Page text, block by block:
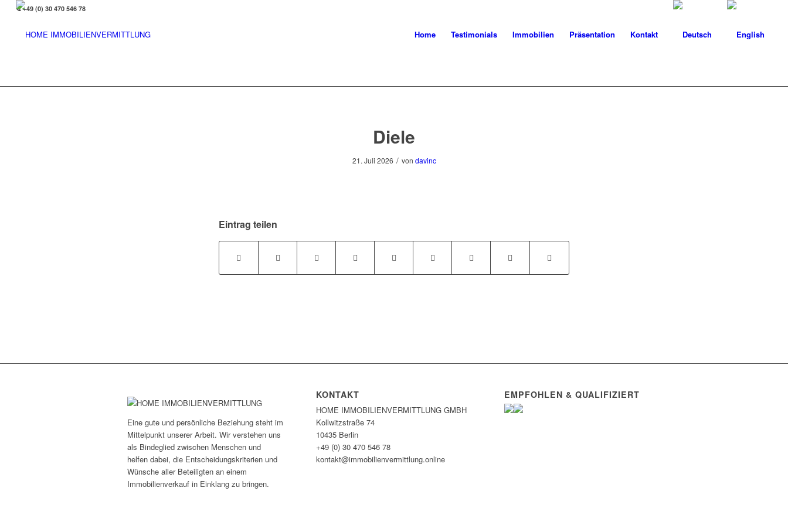
Home Testimonials Immobilien Präsentation Kontakt
+49 (0) 30 470 546 78
Diele
21. Juli 2026 / von davinc
Eintrag teilen
Eine gute und persönliche Beziehung steht im
Mittelpunkt unserer Arbeit. Wir verstehen uns
als Bindeglied zwischen Menschen und
helfen dabei, die Entscheidungskriterien und
Wünsche aller Beteiligten an einem
Immobilienverkauf in Einklang zu bringen.
KONTAKT
HOME IMMOBILIEN­VERMITTLUNG GMBH
Kollwitzstraße 74
10435 Berlin
+49 (0) 30 470 546 78
kontakt@immobilien­vermittlung.online
EMPFOHLEN & QUALIFIZIERT